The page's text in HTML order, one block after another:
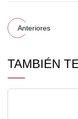
Anteriores
TAMBIÉN